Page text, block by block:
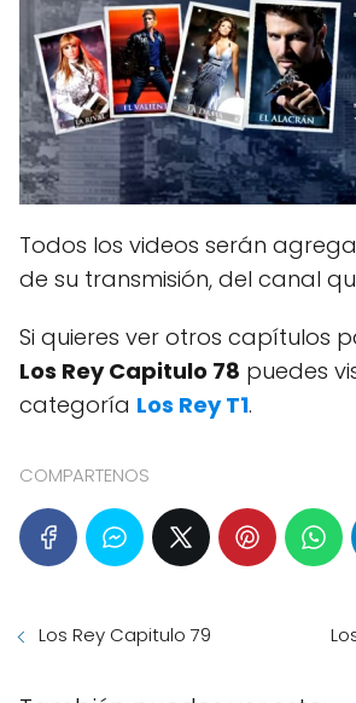
Todos los videos serán
de su transmisión, del canal
Si quieres ver otros capítulos
Los Rey Capitulo 78 puedes
categoría Los Rey T1.
COMPARTENOS
Los Rey Capitulo 79